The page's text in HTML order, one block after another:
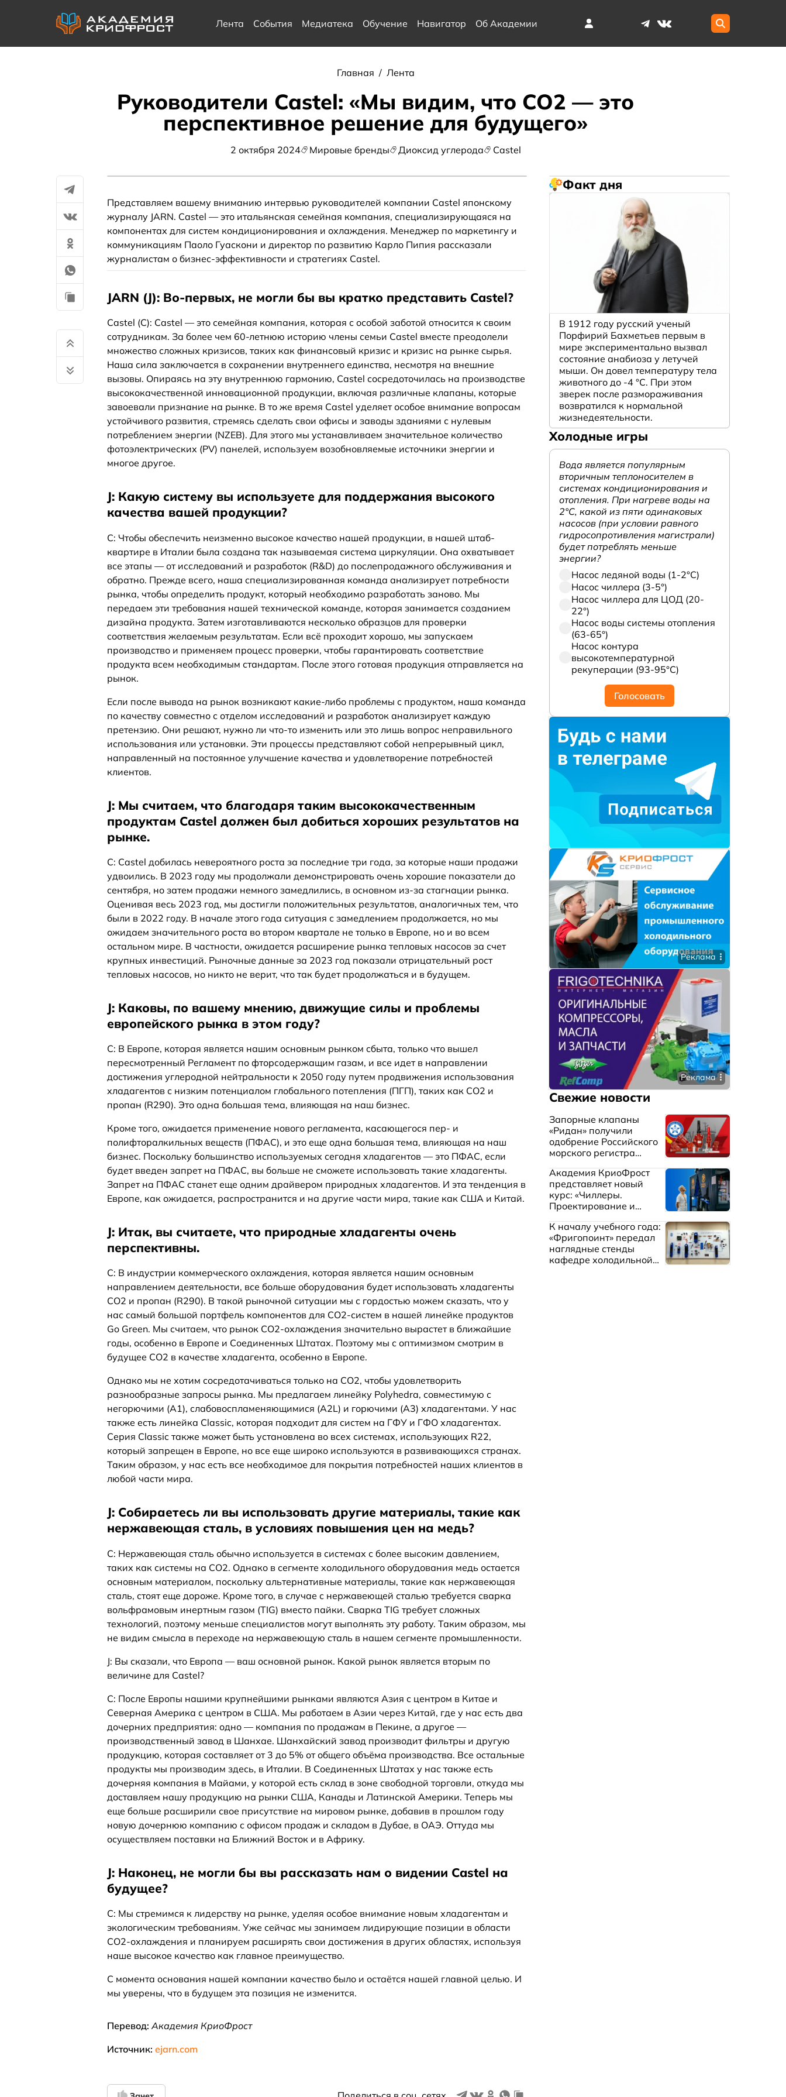
Лента События Медиатека Обучение Навигатор Об Академии
Главная / Лента
Руководители Castel: «Мы видим, что CO2 — это
перспективное решение для будущего»
2 октября 2024 Мировые бренды Диоксид углерода Castel
Представляем вашему вниманию интервью руководителей компании Castel японскому
журналу JARN. Castel — это итальянская семейная компания, специализирующаяся на
компонентах для систем кондиционирования и охлаждения. Менеджер по маркетингу и
коммуникациям Паоло Гуаскони и директор по развитию Карло Пипия рассказали
журналистам о бизнес-эффективности и стратегиях Castel.
JARN (J): Во-первых, не могли бы вы кратко представить Castel?
Castel (C): Castel — это семейная компания, которая с особой заботой относится к своим
сотрудникам. За более чем 60-летнюю историю члены семьи Castel вместе преодолели
множество сложных кризисов, таких как финансовый кризис и кризис на рынке сырья.
Наша сила заключается в сохранении внутреннего единства, несмотря на внешние
вызовы. Опираясь на эту внутреннюю гармонию, Castel сосредоточилась на производстве
высококачественной инновационной продукции, включая различные клапаны, которые
завоевали признание на рынке. В то же время Castel уделяет особое внимание вопросам
устойчивого развития, стремясь сделать свои офисы и заводы зданиями с нулевым
потреблением энергии (NZEB). Для этого мы устанавливаем значительное количество
фотоэлектрических (PV) панелей, используем возобновляемые источники энергии и
многое другое.
J: Какую систему вы используете для поддержания высокого
качества вашей продукции?
C: Чтобы обеспечить неизменно высокое качество нашей продукции, в нашей штаб-
квартире в Италии была создана так называемая система циркуляции. Она охватывает
все этапы — от исследований и разработок (R&D) до послепродажного обслуживания и
обратно. Прежде всего, наша специализированная команда анализирует потребности
рынка, чтобы определить продукт, который необходимо разработать заново. Мы
передаем эти требования нашей технической команде, которая занимается созданием
дизайна продукта. Затем изготавливаются несколько образцов для проверки
соответствия желаемым результатам. Если всё проходит хорошо, мы запускаем
производство и применяем процесс проверки, чтобы гарантировать соответствие
продукта всем необходимым стандартам. После этого готовая продукция отправляется на
рынок.
Если после вывода на рынок возникают какие-либо проблемы с продуктом, наша команда
по качеству совместно с отделом исследований и разработок анализирует каждую
претензию. Они решают, нужно ли что-то изменить или это лишь вопрос неправильного
использования или установки. Эти процессы представляют собой непрерывный цикл,
направленный на постоянное улучшение качества и удовлетворение потребностей
клиентов.
J: Мы считаем, что благодаря таким высококачественным
продуктам Castel должен был добиться хороших результатов на
рынке.
C: Castel добилась невероятного роста за последние три года, за которые наши продажи
удвоились. В 2023 году мы продолжали демонстрировать очень хорошие показатели до
сентября, но затем продажи немного замедлились, в основном из-за стагнации рынка.
Оценивая весь 2023 год, мы достигли положительных результатов, аналогичных тем, что
были в 2022 году. В начале этого года ситуация с замедлением продолжается, но мы
ожидаем значительного роста во втором квартале не только в Европе, но и во всем
остальном мире. В частности, ожидается расширение рынка тепловых насосов за счет
крупных инвестиций. Рыночные данные за 2023 год показали отрицательный рост
тепловых насосов, но никто не верит, что так будет продолжаться и в будущем.
J: Каковы, по вашему мнению, движущие силы и проблемы
европейского рынка в этом году?
C: В Европе, которая является нашим основным рынком сбыта, только что вышел
пересмотренный Регламент по фторсодержащим газам, и все идет в направлении
достижения углеродной нейтральности к 2050 году путем продвижения использования
хладагентов с низким потенциалом глобального потепления (ПГП), таких как CO2 и
пропан (R290). Это одна большая тема, влияющая на наш бизнес.
Кроме того, ожидается применение нового регламента, касающегося пер- и
полифторалкильных веществ (ПФАС), и это еще одна большая тема, влияющая на наш
бизнес. Поскольку большинство используемых сегодня хладагентов — это ПФАС, если
будет введен запрет на ПФАС, вы больше не сможете использовать такие хладагенты.
Запрет на ПФАС станет еще одним драйвером природных хладагентов. И эта тенденция в
Европе, как ожидается, распространится и на другие части мира, такие как США и Китай.
J: Итак, вы считаете, что природные хладагенты очень
перспективны.
C: В индустрии коммерческого охлаждения, которая является нашим основным
направлением деятельности, все больше оборудования будет использовать хладагенты
CO2 и пропан (R290). В такой рыночной ситуации мы с гордостью можем сказать, что у
нас самый большой портфель компонентов для CO2-систем в нашей линейке продуктов
Go Green. Мы считаем, что рынок CO2-охлаждения значительно вырастет в ближайшие
годы, особенно в Европе и Соединенных Штатах. Поэтому мы с оптимизмом смотрим в
будущее CO2 в качестве хладагента, особенно в Европе.
Однако мы не хотим сосредотачиваться только на CO2, чтобы удовлетворить
разнообразные запросы рынка. Мы предлагаем линейку Polyhedra, совместимую с
негорючими (A1), слабовоспламеняющимися (A2L) и горючими (A3) хладагентами. У нас
также есть линейка Classic, которая подходит для систем на ГФУ и ГФО хладагентах.
Серия Classic также может быть установлена во всех системах, использующих R22,
который запрещен в Европе, но все еще широко используются в развивающихся странах.
Таким образом, у нас есть все необходимое для покрытия потребностей наших клиентов в
любой части мира.
J: Собираетесь ли вы использовать другие материалы, такие как
нержавеющая сталь, в условиях повышения цен на медь?
C: Нержавеющая сталь обычно используется в системах с более высоким давлением,
таких как системы на CO2. Однако в сегменте холодильного оборудования медь остается
основным материалом, поскольку альтернативные материалы, такие как нержавеющая
сталь, стоят еще дороже. Кроме того, в случае с нержавеющей сталью требуется сварка
вольфрамовым инертным газом (TIG) вместо пайки. Сварка TIG требует сложных
технологий, поэтому меньше специалистов могут выполнять эту работу. Таким образом, мы
не видим смысла в переходе на нержавеющую сталь в нашем сегменте промышленности.
J: Вы сказали, что Европа — ваш основной рынок. Какой рынок является вторым по
величине для Castel?
C: После Европы нашими крупнейшими рынками являются Азия с центром в Китае и
Северная Америка с центром в США. Мы работаем в Азии через Китай, где у нас есть два
дочерних предприятия: одно — компания по продажам в Пекине, а другое —
производственный завод в Шанхае. Шанхайский завод производит фильтры и другую
продукцию, которая составляет от 3 до 5% от общего объёма производства. Все остальные
продукты мы производим здесь, в Италии. В Соединенных Штатах у нас также есть
дочерняя компания в Майами, у которой есть склад в зоне свободной торговли, откуда мы
доставляем нашу продукцию на рынки США, Канады и Латинской Америки. Теперь мы
еще больше расширили свое присутствие на мировом рынке, добавив в прошлом году
новую дочернюю компанию с офисом продаж и складом в Дубае, в ОАЭ. Оттуда мы
осуществляем поставки на Ближний Восток и в Африку.
J: Наконец, не могли бы вы рассказать нам о видении Castel на
будущее?
C: Мы стремимся к лидерству на рынке, уделяя особое внимание новым хладагентам и
экологическим требованиям. Уже сейчас мы занимаем лидирующие позиции в области
CO2-охлаждения и планируем расширять свои достижения в других областях, используя
наше высокое качество как главное преимущество.
С момента основания нашей компании качество было и остаётся нашей главной целью. И
мы уверены, что в будущем эта позиция не изменится.
Перевод: Академия КриоФрост
Источник: ejarn.com
Факт дня
В 1912 году русский ученый
Порфирий Бахметьев первым в
мире экспериментально вызвал
состояние анабиоза у летучей
мыши. Он довел температуру тела
животного до -4 °C. При этом
зверек после размораживания
возвратился к нормальной
жизнедеятельности.
Холодные игры
Вода является популярным
вторичным теплоносителем в
системах кондиционирования и
отопления. При нагреве воды на
2°С, какой из пяти одинаковых
насосов (при условии равного
гидросопротивления магистрали)
будет потреблять меньше
энергии?
Насос ледяной воды (1-2°С)
Насос чиллера (3-5°)
Насос чиллера для ЦОД (20-
22°)
Насос воды системы отопления
(63-65°)
Насос контура
высокотемпературной
рекуперации (93-95°С)
Голосовать
Реклама
Реклама
Свежие новости
Запорные клапаны
«Ридан» получили
одобрение Российского
морского регистра
Академия КриоФрост
представляет новый
курс: «Чиллеры.
Проектирование и
охлаждения жидкостей»
К началу учебного года:
«Фригопоинт» передал
наглядные стенды
кафедре холодильной